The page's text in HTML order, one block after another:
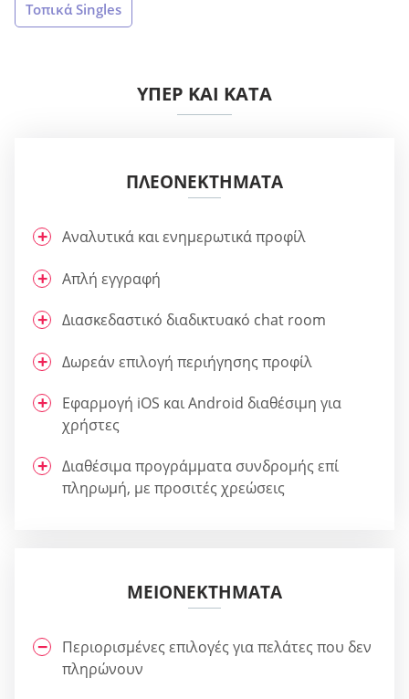
Τοπικά Singles
ΥΠΈΡ ΚΑΙ ΚΑΤΆ
ΠΛΕΟΝΕΚΤΉΜΑΤΑ
Αναλυτικά και ενημερωτικά προφίλ
Απλή εγγραφή
Διασκεδαστικό διαδικτυακό chat room
Δωρεάν επιλογή περιήγησης προφίλ
Εφαρμογή iOS και Android διαθέσιμη για
χρήστες
Διαθέσιμα προγράμματα συνδρομής επί
πληρωμή, με προσιτές χρεώσεις
ΜΕΙΟΝΕΚΤΉΜΑΤΑ
Περιορισμένες επιλογές για πελάτες που δεν
πληρώνουν